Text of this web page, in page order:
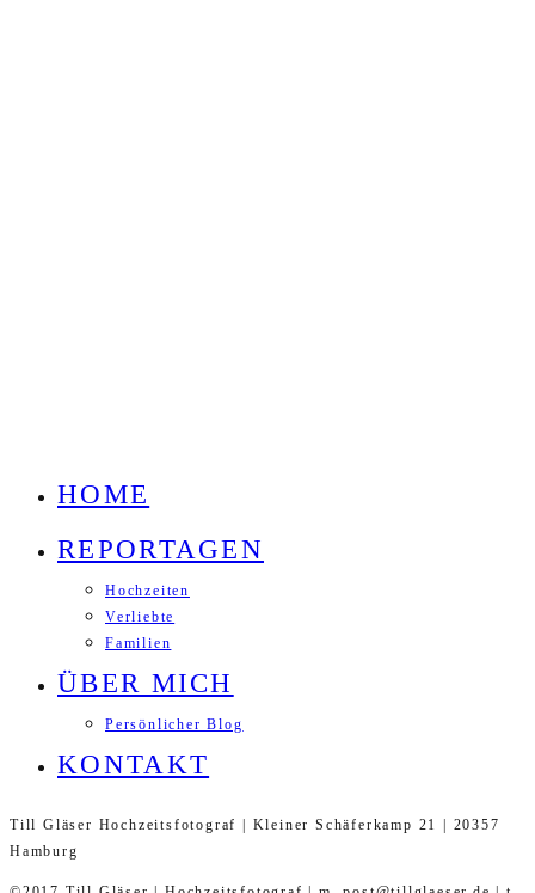
HOME
REPORTAGEN
Hochzeiten
Verliebte
Familien
ÜBER MICH
Persönlicher Blog
KONTAKT
Till Gläser Hochzeitsfotograf | Kleiner Schäferkamp 21 | 20357
Hamburg